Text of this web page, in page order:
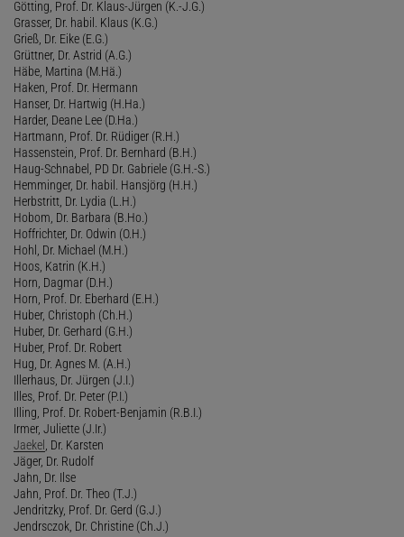
Götting, Prof. Dr. Klaus-Jürgen (K.-J.G.)
Grasser, Dr. habil. Klaus (K.G.)
Grieß, Dr. Eike (E.G.)
Grüttner, Dr. Astrid (A.G.)
Häbe, Martina (M.Hä.)
Haken, Prof. Dr. Hermann
Hanser, Dr. Hartwig (H.Ha.)
Harder, Deane Lee (D.Ha.)
Hartmann, Prof. Dr. Rüdiger (R.H.)
Hassenstein, Prof. Dr. Bernhard (B.H.)
Haug-Schnabel, PD Dr. Gabriele (G.H.-S.)
Hemminger, Dr. habil. Hansjörg (H.H.)
Herbstritt, Dr. Lydia (L.H.)
Hobom, Dr. Barbara (B.Ho.)
Hoffrichter, Dr. Odwin (O.H.)
Hohl, Dr. Michael (M.H.)
Hoos, Katrin (K.H.)
Horn, Dagmar (D.H.)
Horn, Prof. Dr. Eberhard (E.H.)
Huber, Christoph (Ch.H.)
Huber, Dr. Gerhard (G.H.)
Huber, Prof. Dr. Robert
Hug, Dr. Agnes M. (A.H.)
Illerhaus, Dr. Jürgen (J.I.)
Illes, Prof. Dr. Peter (P.I.)
Illing, Prof. Dr. Robert-Benjamin (R.B.I.)
Irmer, Juliette (J.Ir.)
Jaekel , Dr. Karsten
Jäger, Dr. Rudolf
Jahn, Dr. Ilse
Jahn, Prof. Dr. Theo (T.J.)
Jendritzky, Prof. Dr. Gerd (G.J.)
Jendrsczok, Dr. Christine (Ch.J.)